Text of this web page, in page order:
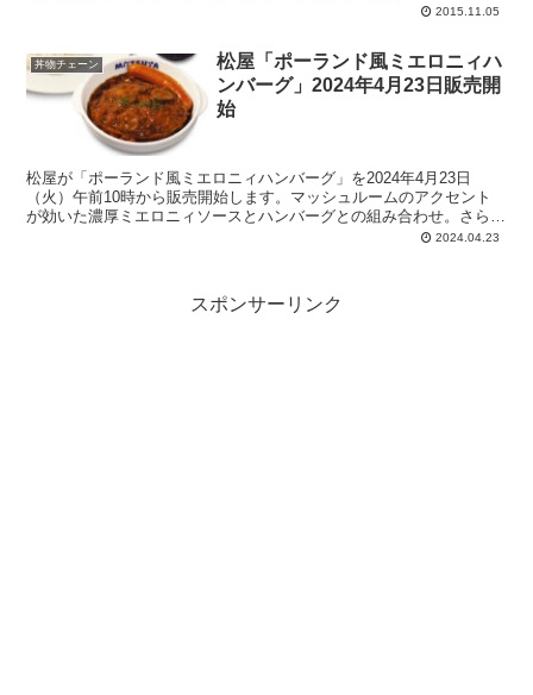
2015.11.05
丼物チェーン
松屋「ポーランド風ミエロニィハ
ンバーグ」2024年4月23日販売開
始
松屋が「ポーランド風ミエロニィハンバーグ」を2024年4月23日
（火）午前10時から販売開始します。マッシュルームのアクセント
が効いた濃厚ミエロニィソースとハンバーグとの組み合わせ。さらに
ソーセージ1本添えられているのが見えます。牛・豚・鶏、3種の肉
2024.04.23
スポンサーリンク